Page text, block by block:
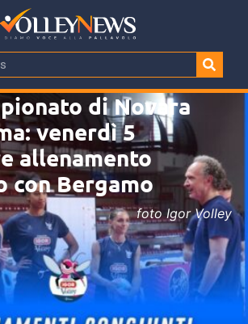
di Novara
venerdì 5
allenamento
con Bergamo
foto Igor Volley